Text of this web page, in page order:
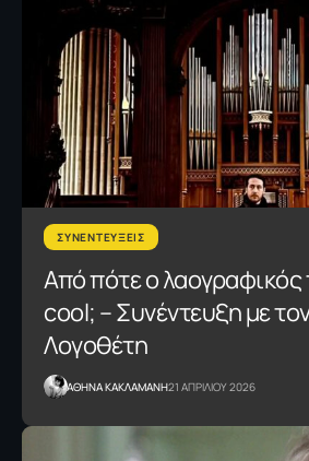
ΣΥΝΕΝΤΕΥΞΕΙΣ
Από πότε ο λαογραφικός
cool; – Συνέντευξη με
Λογοθέτη
AΘΗΝΑ ΚΑΚΛΑΜΑΝΗ21 ΑΠΡΙΛΙΟΥ 2026